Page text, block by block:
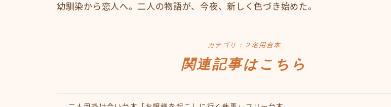
幼馴染から恋人へ。二人の物語が、今夜、新しく色づき始めた。
カテゴリ：２名用台本
関連記事はこちら